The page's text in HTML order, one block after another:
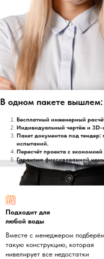
В одном пакете вышлем:
Бесплатный инженерный
Индивидуальный чертёж и
Пакет документов под
испытаний.
Пересчёт проекта с
Гарантию фиксированной
Подходит для
любой воды
Вместе с менеджером подберём
такую конструкцию, которая
нивелирует все недостатки